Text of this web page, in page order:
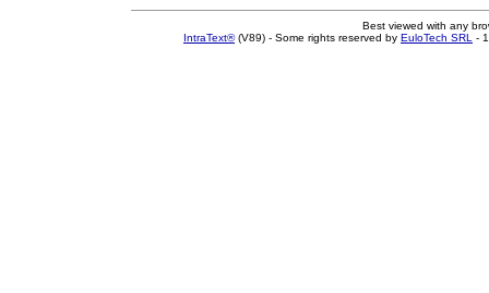
Best viewed with any
IntraText®(V89) - Some rights reserved by EuloTech SRL -